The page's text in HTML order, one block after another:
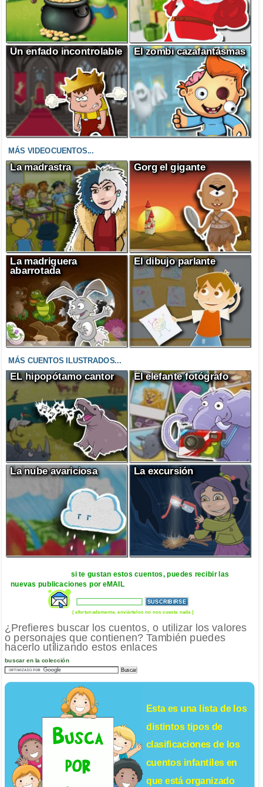
Un enfado incontrolable El zombi cazafantasmas
MÁS VIDEOCUENTOS...
La madrastra Gorg el gigante
La madriguera
abarrotada
El dibujo parlante
MÁS CUENTOS ILUSTRADOS...
EL hipopótamo cantor El elefante fotógrafo
La nube avariciosa La excursión
si te gustan estos cuentos, puedes recibir las
nuevas publicaciones por eMAIL
( afortunadamente, enviártelos no nos cuesta nada )
¿Prefieres buscar los cuentos, o utilizar los valores
o personajes que contienen? También puedes
hacerlo utilizando estos enlaces
buscar en la colección
Esta es una lista de los
distintos tipos de
clasificaciones de los
cuentos infantilesen
que está organizado